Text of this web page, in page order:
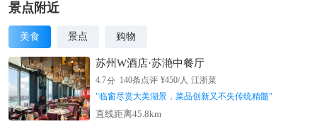
去），是俯瞰村子全景的好地方，常常被长枪短炮们占领，傍晚
可以拍摄到袅袅炊烟笼罩下的村庄美景。
景点附近
美食 景点 购物
苏州W酒店·苏滟中餐厅
4.7分 140条点评 ¥450/人 江浙菜
"临窗尽赏大美湖景，菜品创新又不失传统精髓"
直线距离45.8km